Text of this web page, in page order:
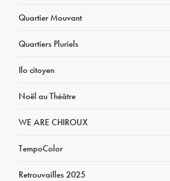
Quartier Mouvant
Quartiers Pluriels
Ilo citoyen
Noël au Théâtre
WE ARE CHIROUX
TempoColor
Retrouvailles 2025